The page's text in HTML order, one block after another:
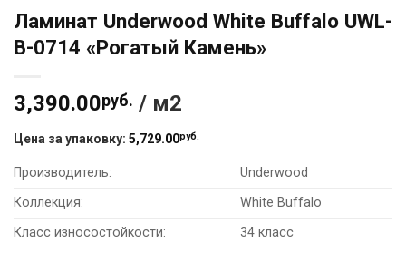
Ламинат Underwood White Buffalo UWL-
B-0714 «Рогатый Камень»
3,390.00руб. / м2
Цена за упаковку: 5,729.00руб.
Производитель:
Underwood
Коллекция:
White Buffalo
Класс износостойкости:
34 класс